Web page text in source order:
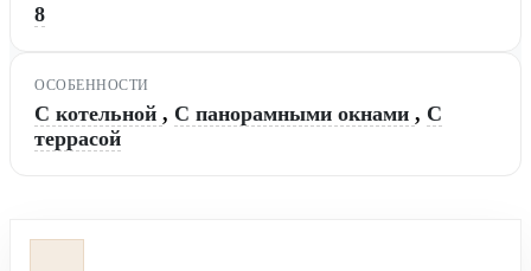
8
ОСОБЕННОСТИ
С котельной , С панорамными окнами , С
террасой